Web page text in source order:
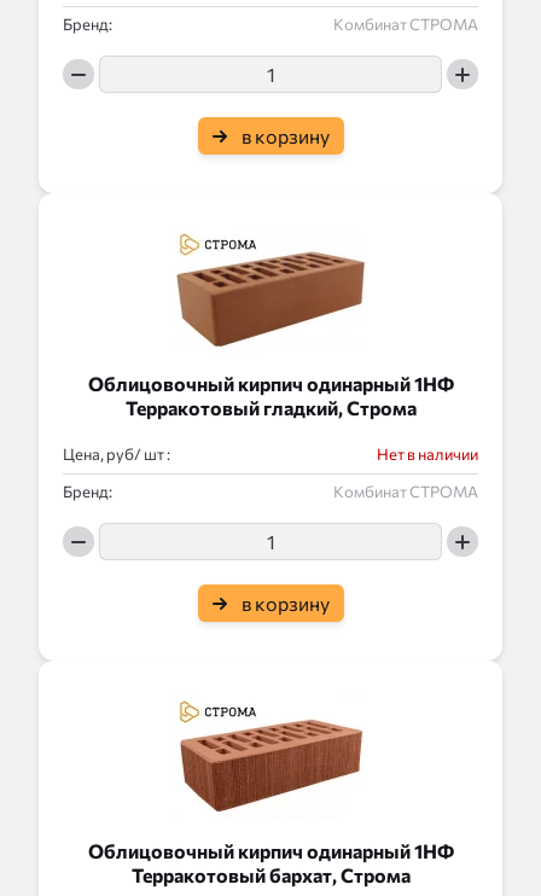
Бренд:
Комбинат СТРОМА
в корзину
Облицовочный кирпич одинарный 1НФ
Терракотовый гладкий, Строма
Цена, руб/ :
Нет в наличии
Бренд:
Комбинат СТРОМА
в корзину
Облицовочный кирпич одинарный 1НФ
Терракотовый бархат, Строма